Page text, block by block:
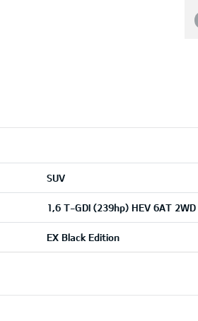
SUV
1,6 T-GDI (239hp) HEV 6AT 2WD
EX Black Edition